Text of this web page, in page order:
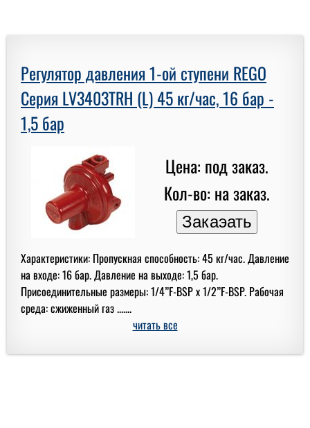
Регулятор давления 1-ой ступени REGO
Серия LV3403TRH (L) 45 кг/час, 16 бар -
1,5 бар
Цена: под заказ.
Кол-во: на заказ.
Характеристики: Пропускная способность: 45 кг/час. Давление
на входе: 16 бар. Давление на выходе: 1,5 бар.
Присоединительные размеры: 1/4”F-BSP x 1/2”F-BSP. Рабочая
среда: сжиженный газ .......
читать все